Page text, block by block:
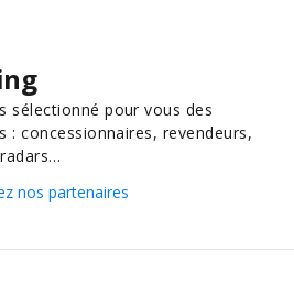
sélectionné pour vous des
: concessionnaires, revendeurs,
nos partenaires